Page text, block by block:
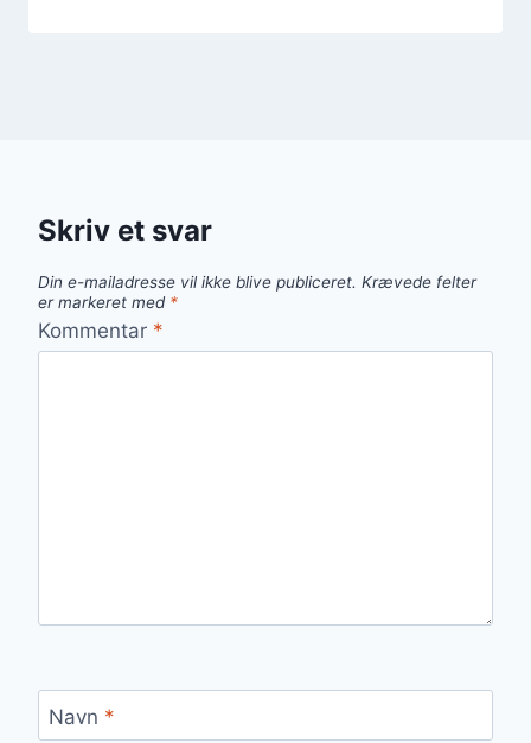
Skriv et svar
Din e-mailadresse vil ikke blive publiceret. Krævede felter
er markeret med *
Kommentar *
Navn *